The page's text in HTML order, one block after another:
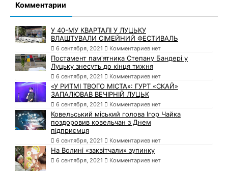
Комментарии
У 40-МУ КВАРТАЛІ У ЛУЦЬКУ
ВЛАШТУВАЛИ СІМЕЙНИЙ ФЕСТИВАЛЬ
6 сентября, 2021 Комментариев нет
Постамент пам'ятника Степану Бандері у
Луцьку знесуть до кінця тижня
6 сентября, 2021 Комментариев нет
«У РИТМІ ТВОГО МІСТА»: ГУРТ «СКАЙ»
ЗАПАЛЮВАВ ВЕЧІРНІЙ ЛУЦЬК
6 сентября, 2021 Комментариев нет
Ковельський міський голова Ігор Чайка
поздоровив ковельчан з Днем
підприємця
6 сентября, 2021 Комментариев нет
На Волині «заквітчали» зупинку
6 сентября, 2021 Комментариев нет